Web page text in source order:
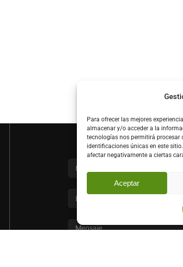
Para ofrecer las mejores
almacenar y/o acceder a la
tecnologías nos permitirá
identificaciones únicas en este
afectar negativamente a ciertas
Aceptar